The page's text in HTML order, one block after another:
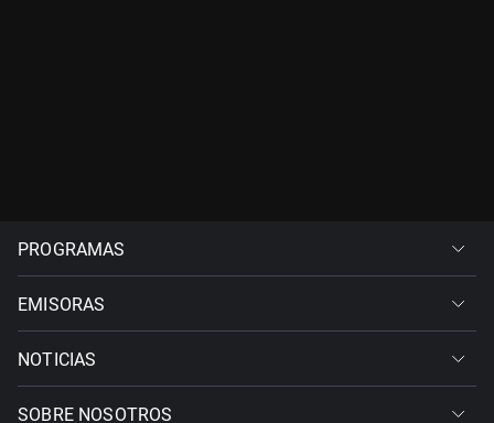
PROGRAMAS
EMISORAS
NOTICIAS
SOBRE NOSOTROS